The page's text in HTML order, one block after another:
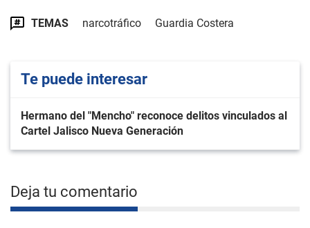
TEMAS narcotráfico Guardia Costera
Te puede interesar
Hermano del "Mencho" reconoce delitos vinculados al
Cartel Jalisco Nueva Generación
Deja tu comentario